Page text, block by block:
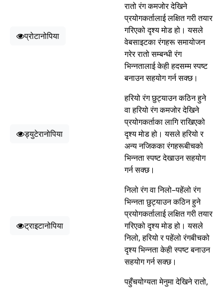
प्रोटानोपिया
रातो रंग कमजोर देखिने
प्रयोगकर्तालाई लक्षित गरी तयार
गरिएको दृश्य मोड हो। यसले
वेबसाइटका रंगहरू समायोजन
गरेर रातो सम्बन्धी रंग
भिन्नतालाई केही हदसम्म स्पष्ट
बनाउन सहयोग गर्न सक्छ।
ड्युटेरानोपिया
हरियो रंग छुट्याउन कठिन हुने
वा हरियो रंग कमजोर देखिने
प्रयोगकर्ताका लागि राखिएको
दृश्य मोड हो। यसले हरियो र
अन्य नजिकका रंगहरूबीचको
भिन्नता स्पष्ट देखाउन सहयोग
गर्न सक्छ।
ट्राइटानोपिया
निलो रंग वा निलो–पहेंलो रंग
भिन्नता छुट्याउन कठिन हुने
प्रयोगकर्तालाई लक्षित गरी तयार
गरिएको दृश्य मोड हो। यसले
निलो, हरियो र पहेंलो रंगबीचको
दृश्य भिन्नता केही स्पष्ट बनाउन
सहयोग गर्न सक्छ।
पहुँचयोग्यता मेनुमा देखिने रातो,